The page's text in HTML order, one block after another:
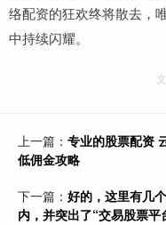
络配资的狂欢终将散去，
中持续闪耀。
上一篇： 专业的股票配资
低佣金攻略
下一篇： 好的，这里有几
内，并突出了“交易股票平